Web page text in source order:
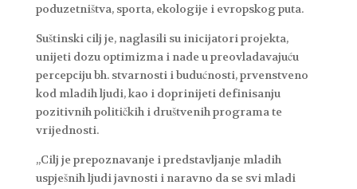
poduzetništva, sporta, ekologije i evropskog puta.
Suštinski cilj je, naglasili su inicijatori projekta,
unijeti dozu optimizma i nade u preovladavajuću
percepciju bh. stvarnosti i budućnosti, prvenstveno
kod mladih ljudi, kao i doprinijeti definisanju
pozitivnih političkih i društvenih programa te
vrijednosti.
„Cilj je prepoznavanje i predstavljanje mladih
uspješnih ljudi javnosti i naravno da se svi mladi